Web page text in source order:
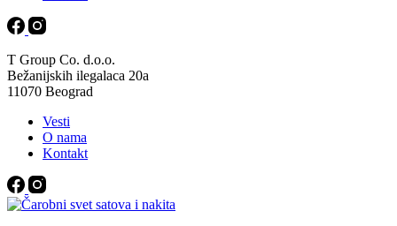
T Group Co. d.o.o.
Bežanijskih ilegalaca 20a
11070 Beograd
Vesti
O nama
Kontakt